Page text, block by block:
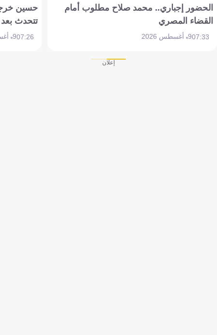
الحضور إجباري.. محمد صلاح مطلوب أمام
القضاء المصري
07:339 أغسطس 2026
حسين
تتحدث
07:269 أغسطس 2026
إعلان